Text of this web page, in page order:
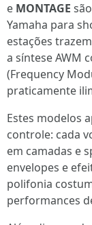
e MONTAGE
Yamaha para
estações
a síntese AWM
(Frequency
praticamente
Estes modelos
controle: cada
em camadas e
envelopes e
polifonia
performances